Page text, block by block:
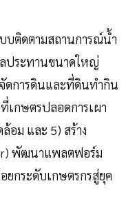
บติดตามสถานการณ์น้ำ
ลประทานขนาดใหญ่
จัดการดินและที่ดินทำกิน
กษตรปลอดการเผา
อม และ 5) สร้าง
พัฒนาแพลตฟอร์ม
ยกระดับเกษตรกรสู่ยุค